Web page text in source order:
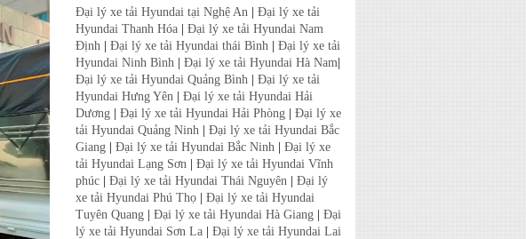
Đại lý xe tải Hyundai tại Nghệ An
Đại lý xe tải
Hyundai Thanh Hóa
Đại lý xe tải Hyundai Nam
Định
Đại lý xe tải Hyundai thái Bình
Đại lý xe tải
Hyundai Ninh Bình
Đại lý xe tải Hyundai Hà Nam
Đại lý xe tải Hyundai Quảng Bình
Đại lý xe tải
Hyundai Hưng Yên
Đại lý xe tải Hyundai Hải
Dương
Đại lý xe tải Hyundai Hải Phòng
Đại lý xe
tải Hyundai Quảng Ninh
Đại lý xe tải Hyundai Bắc
Giang
Đại lý xe tải Hyundai Bắc Ninh
Đại lý xe
tải Hyundai Lạng Sơn
Đại lý xe tải Hyundai Vĩnh
phúc
Đại lý xe tải Hyundai Thái Nguyên
Đại lý
xe tải Hyundai Phú Thọ
Đại lý xe tải Hyundai
Tuyên Quang
Đại lý xe tải Hyundai Hà Giang
Đại
lý xe tải Hyundai Sơn La
Đại lý xe tải Hyundai Lai